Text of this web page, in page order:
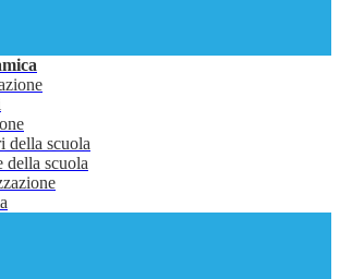
della scuola
della scuola